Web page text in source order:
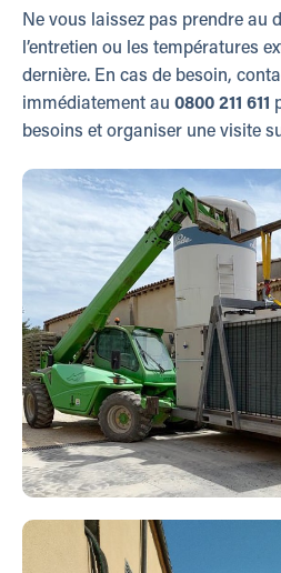
Ne vous laissez pas prendre au
l’entretien ou les températures
dernière. En cas de besoin,
immédiatement au 0800 211 611
besoins et organiser une visite